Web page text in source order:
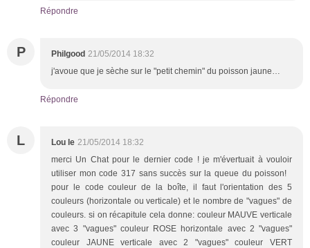
Répondre
P Philgood 21/05/2014 18:32
j'avoue que je sèche sur le "petit chemin" du poisson jaune…
Répondre
L Lou le 21/05/2014 18:32
merci Un Chat pour le dernier code ! je m'évertuait à vouloir
utiliser mon code 317 sans succès sur la queue du poisson!
pour le code couleur de la boîte, il faut l'orientation des 5
couleurs (horizontale ou verticale) et le nombre de "vagues" de
couleurs. si on récapitule cela donne: couleur MAUVE verticale
avec 3 "vagues" couleur ROSE horizontale avec 2 "vagues"
couleur JAUNE verticale avec 2 "vagues" couleur VERT